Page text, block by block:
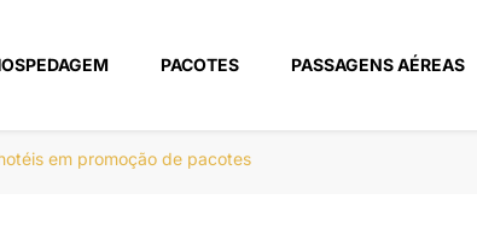
PACOTES PASSAGENS AÉREAS
em promoção de pacotes